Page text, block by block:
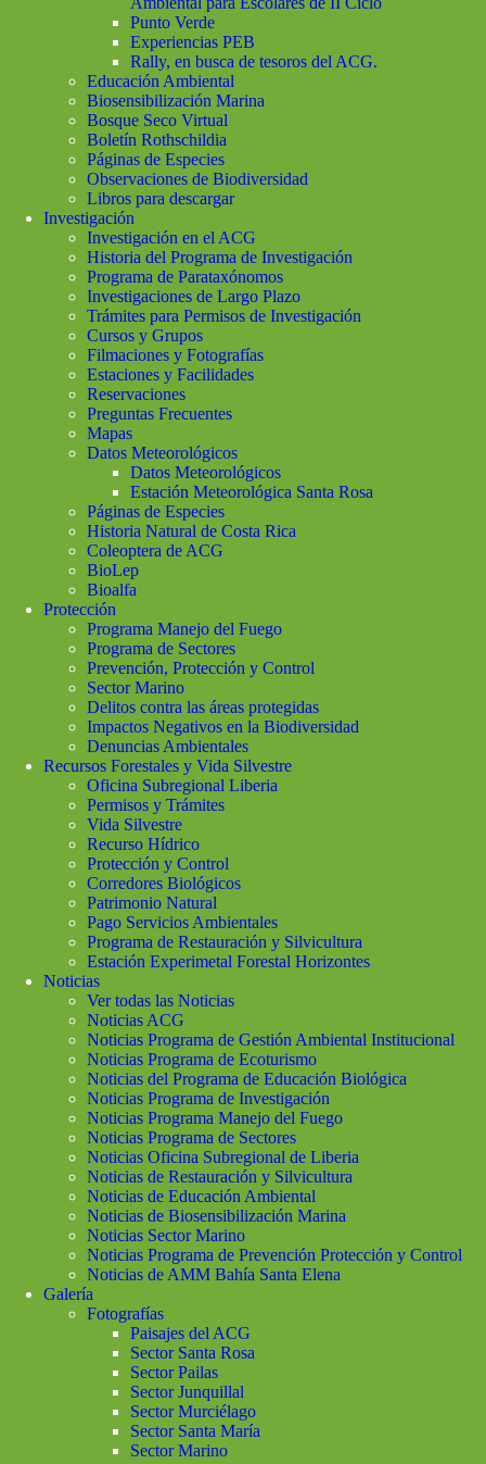
Punto Verde
Experiencias PEB
Rally, en busca de tesoros del ACG.
Educación Ambiental
Biosensibilización Marina
Bosque Seco Virtual
Boletín Rothschildia
Páginas de Especies
Observaciones de Biodiversidad
Libros para descargar
Investigación
Investigación en el ACG
Historia del Programa de Investigación
Programa de Parataxónomos
Investigaciones de Largo Plazo
Trámites para Permisos de Investigación
Cursos y Grupos
Filmaciones y Fotografías
Estaciones y Facilidades
Reservaciones
Preguntas Frecuentes
Mapas
Datos Meteorológicos
Datos Meteorológicos
Estación Meteorológica Santa Rosa
Páginas de Especies
Historia Natural de Costa Rica
Coleoptera de ACG
BioLep
Bioalfa
Protección
Programa Manejo del Fuego
Programa de Sectores
Prevención, Protección y Control
Sector Marino
Delitos contra las áreas protegidas
Impactos Negativos en la Biodiversidad
Denuncias Ambientales
Recursos Forestales y Vida Silvestre
Oficina Subregional Liberia
Permisos y Trámites
Vida Silvestre
Recurso Hídrico
Protección y Control
Corredores Biológicos
Patrimonio Natural
Pago Servicios Ambientales
Programa de Restauración y Silvicultura
Estación Experimetal Forestal Horizontes
Noticias
Ver todas las Noticias
Noticias ACG
Noticias Programa de Gestión Ambiental Institucional
Noticias Programa de Ecoturismo
Noticias del Programa de Educación Biológica
Noticias Programa de Investigación
Noticias Programa Manejo del Fuego
Noticias Programa de Sectores
Noticias Oficina Subregional de Liberia
Noticias de Restauración y Silvicultura
Noticias de Educación Ambiental
Noticias de Biosensibilización Marina
Noticias Sector Marino
Noticias Programa de Prevención Protección y Control
Noticias de AMM Bahía Santa Elena
Galería
Fotografías
Paisajes del ACG
Sector Santa Rosa
Sector Pailas
Sector Junquillal
Sector Murciélago
Sector Santa María
Sector Marino